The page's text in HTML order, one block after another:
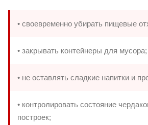
• своевременно убирать пищевые
• закрывать контейнеры для мусора;
• не оставлять сладкие напитки и
• контролировать состояние
построек;